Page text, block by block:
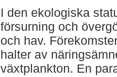
I den ekologiska
försurning och
och hav.
halter av
växtplankton. En